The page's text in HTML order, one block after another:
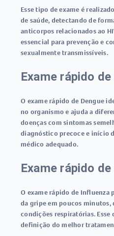
Esse tipo de exame é
de saúde, detectando de
anticorpos relacionados ao
essencial para prevenção e
sexualmente transmissíveis.
Exame rápido
O exame rápido de Dengue
no organismo e ajuda a
doenças com sintomas
diagnóstico precoce e início
médico adequado.
Exame rápido
O exame rápido de Influenza
da gripe em poucos
condições respiratórias.
definição do melhor